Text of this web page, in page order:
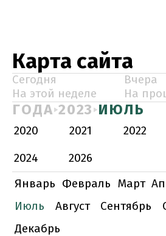
Карта сайта
Сегодня
Вчера
На этой неделе
На
ГОДА 2023 ИЮЛЬ
2020 2021 2022
2024
2026
Январь Февраль Март
Июль
Август Сентябрь
Декабрь